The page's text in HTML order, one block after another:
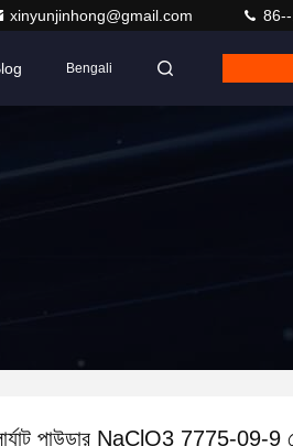
xinyunjinhong@gmail.com
Bengali
পাউডার NaClO3 7775-09-9